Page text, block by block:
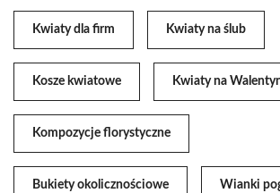
Kwiaty dla firm Kwiaty na ślub
Kosze kwiatowe Kwiaty na
Kompozycje florystyczne
Bukiety okolicznościowe Wianki